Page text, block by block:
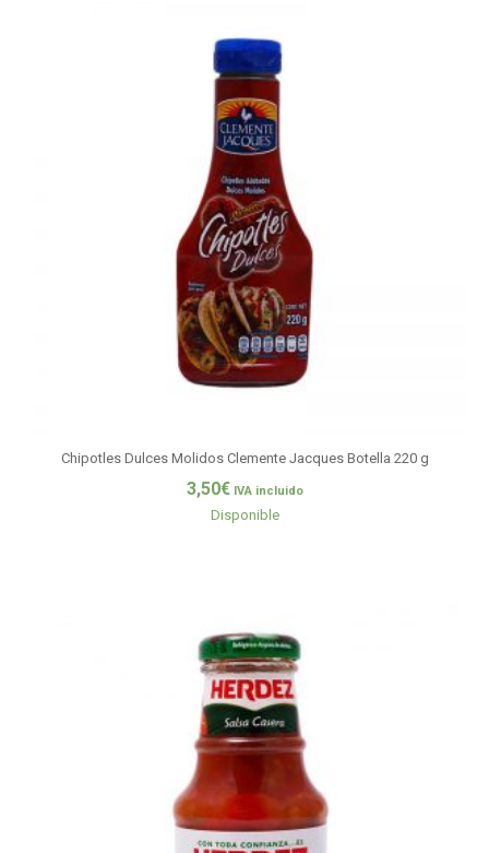
Chipotles Dulces Molidos Clemente Jacques Botella 220 g
3,50€ IVA incluido
Disponible